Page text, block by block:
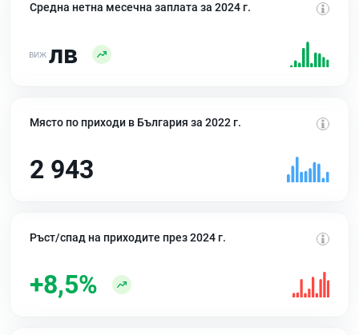
Средна нетна месечна заплата за 2024 г.
лв
Място по приходи в България за 2022 г.
2 943
Ръст/спад на приходите през 2024 г.
+8,5%